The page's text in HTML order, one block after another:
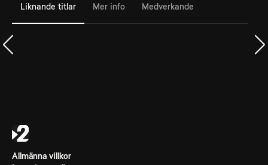
Liknande titlar Mer info Medverkande
Allmänna villkor